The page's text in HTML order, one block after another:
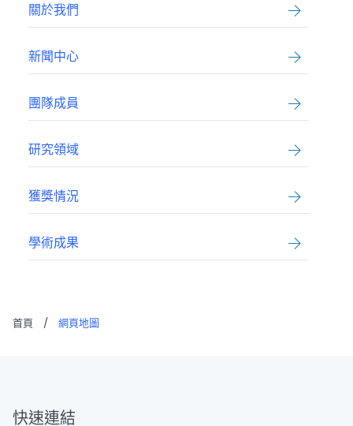
關於我們
新聞中心
團隊成員
研究領域
獲獎情況
學術成果
首頁 / 網頁地圖
快速連結